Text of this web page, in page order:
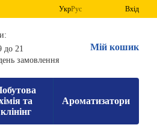
УкрРус Вхід
до 21
замовлення
Мій кошик
та
клінінг
Ароматизатори